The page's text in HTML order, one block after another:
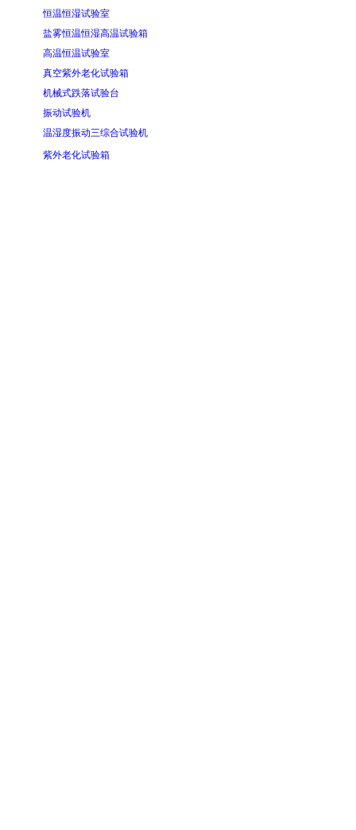
恒温恒湿试验室
盐雾恒温恒湿高温试验箱
高温恒温试验室
真空紫外老化试验箱
机械式跌落试验台
振动试验机
温湿度振动三综合试验机
紫外老化试验箱